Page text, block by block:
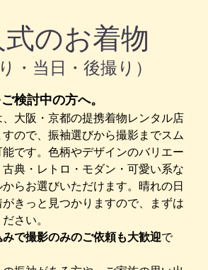
式のお着物
・当日・後撮り）
検討中の方へ。
大阪・京都の提携着物レンタル店
ので、振袖選びから撮影までスム
です。色柄やデザインのバリエー
典・レトロ・モダン・可愛い系な
らお選びいただけます。晴れの日
きっと見つかりますので、まずは
さい。
で撮影のみのご依頼も大歓迎で